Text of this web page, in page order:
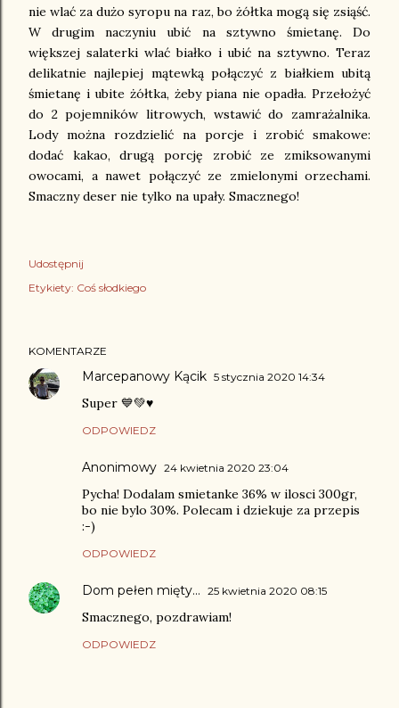
nie wlać za dużo syropu na raz, bo żółtka mogą się zsiąść.
W drugim naczyniu ubić na sztywno śmietanę. Do
większej salaterki wlać białko i ubić na sztywno. Teraz
delikatnie najlepiej mątewką połączyć z białkiem ubitą
śmietanę i ubite żółtka, żeby piana nie opadła. Przełożyć
do 2 pojemników litrowych, wstawić do zamrażalnika.
Lody można rozdzielić na porcje i zrobić smakowe:
dodać kakao, drugą porcję zrobić ze zmiksowanymi
owocami, a nawet połączyć ze zmielonymi orzechami.
Smaczny deser nie tylko na upały. Smacznego!
Udostępnij
Etykiety: Coś słodkiego
KOMENTARZE
Marcepanowy Kącik 5 stycznia 2020 14:34
Super 💙💚♥️
ODPOWIEDZ
Anonimowy 24 kwietnia 2020 23:04
Pycha! Dodalam smietanke 36% w ilosci 300gr,
bo nie bylo 30%. Polecam i dziekuje za przepis
:-)
ODPOWIEDZ
Dom pełen mięty... 25 kwietnia 2020 08:15
Smacznego, pozdrawiam!
ODPOWIEDZ